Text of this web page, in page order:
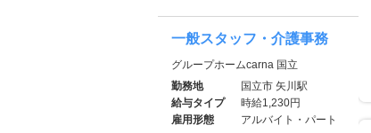
一般スタッフ・介護事務
グループホームcarna 国立
勤務地
国立市 矢川駅
給与タイプ
時給1,230円
雇用形態
アルバイト・パート